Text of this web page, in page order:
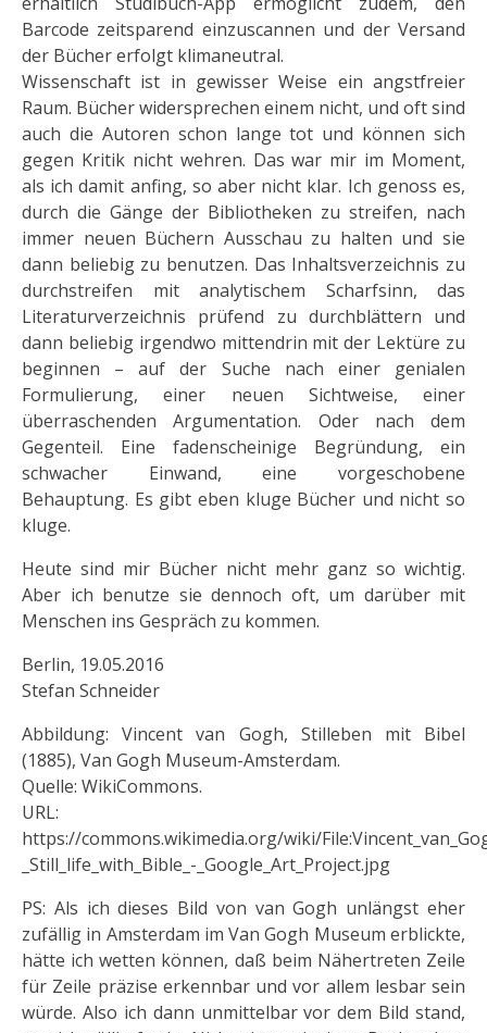
Barcode zeitsparend einzuscannen und der Versand
der Bücher erfolgt klimaneutral.
Wissenschaft ist in gewisser Weise ein angstfreier
Raum. Bücher widersprechen einem nicht, und oft sind
auch die Autoren schon lange tot und können sich
gegen Kritik nicht wehren. Das war mir im Moment,
als ich damit anfing, so aber nicht klar. Ich genoss es,
durch die Gänge der Bibliotheken zu streifen, nach
immer neuen Büchern Ausschau zu halten und sie
dann beliebig zu benutzen. Das Inhaltsverzeichnis zu
durchstreifen mit analytischem Scharfsinn, das
Literaturverzeichnis prüfend zu durchblättern und
dann beliebig irgendwo mittendrin mit der Lektüre zu
beginnen – auf der Suche nach einer genialen
Formulierung, einer neuen Sichtweise, einer
überraschenden Argumentation. Oder nach dem
Gegenteil. Eine fadenscheinige Begründung, ein
schwacher Einwand, eine vorgeschobene
Behauptung. Es gibt eben kluge Bücher und nicht so
kluge.
Heute sind mir Bücher nicht mehr ganz so wichtig.
Aber ich benutze sie dennoch oft, um darüber mit
Menschen ins Gespräch zu kommen.
Berlin, 19.05.2016
Stefan Schneider
Abbildung: Vincent van Gogh, Stilleben mit Bibel
(1885), Van Gogh Museum-Amsterdam.
Quelle: WikiCommons.
URL:
https://commons.wikimedia.org/wiki/
_Still_life_with_Bible_-_Google_Art_Project.jpg
PS: Als ich dieses Bild von van Gogh unlängst eher
zufällig in Amsterdam im Van Gogh Museum erblickte,
hätte ich wetten können, daß beim Nähertreten Zeile
für Zeile präzise erkennbar und vor allem lesbar sein
würde. Also ich dann unmittelbar vor dem Bild stand,